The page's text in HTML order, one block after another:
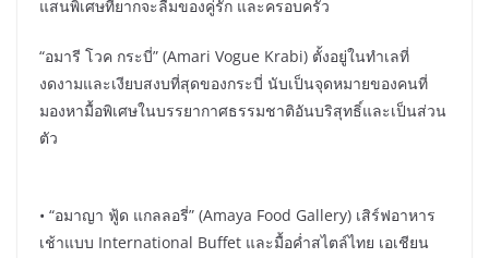
แสนพิเศษที่ยากจะลืมของคู่รัก และครอบครัว
“อมารี โวค กระบี่” (Amari Vogue Krabi) ตั้งอยู่ในทำเลที่
งดงามและเงียบสงบที่สุดของกระบี่ นับเป็นจุดหมายของคนที่
มองหามื้อพิเศษในบรรยากาศธรรมชาติอันบริสุทธิ์และเป็นส่วน
ตัว
• “อมาญา ฟู้ด แกลลอรี่” (Amaya Food Gallery) เสิร์ฟอาหาร
เช้าแบบ International Buffet และมื้อค่ำสไตล์ไทย เอเชียน